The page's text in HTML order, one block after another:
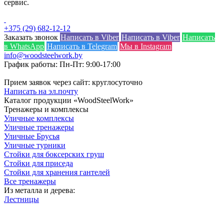
сервис.
+375 (29) 682-12-12
Заказать звонок Написать в Viber Написать в Viber Написать
в WhatsApp Написать в Telegram Мы в Instagram
info@woodsteelwork.by
График работы: Пн-Пт: 9:00-17:00
Прием заявок через сайт: круглосуточно
Написать на эл.почту
Каталог продукции «WoodSteelWork»
Тренажеры и комплексы
Уличные комплексы
Уличные тренажеры
Уличные Брусья
Уличные турники
Стойки для боксерских груш
Стойки для приседа
Стойки для хранения гантелей
Все тренажеры
Из металла и дерева:
Лестницы